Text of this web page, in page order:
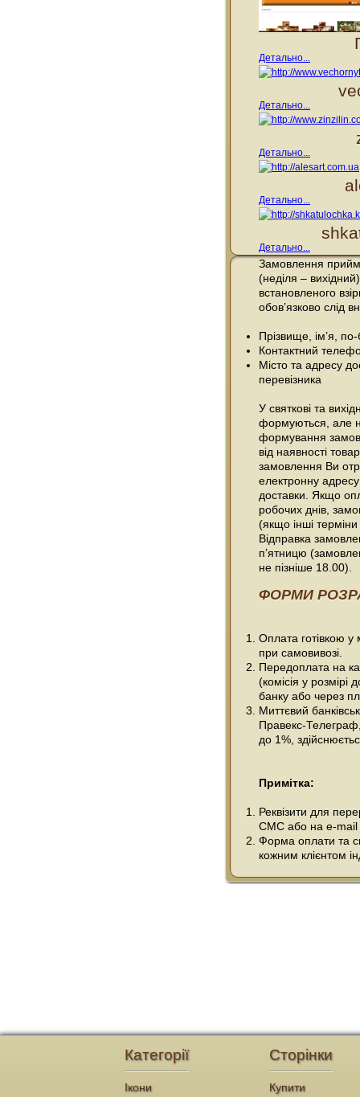
Детально...
Детально...
Детально...
Детально...
Детально...
Замовлення
(неділя – вихідний)
встановленого
обов’язково слід
Прізвище, ім’я,
Контактний
Місто та адресу
перевізника
У святкові та
формуються, але
формування
від наявності
замовлення Ви
електронну
доставки. Якщо
робочих днів,
(якщо інші
Відправка
п’ятницю
не пізніше 18.00).
ФОРМИ
Оплата готівкою
при самовивозі.
Передоплата на
(комісія у розмірі
банку або через
Миттєвий
Правекс-Телеграф,
до 1%,
Примітка:
Реквізити для
СМС або на e-mail
Форма оплати та
кожним клієнтом
Сторінки
Купити
Категорії
Ікони